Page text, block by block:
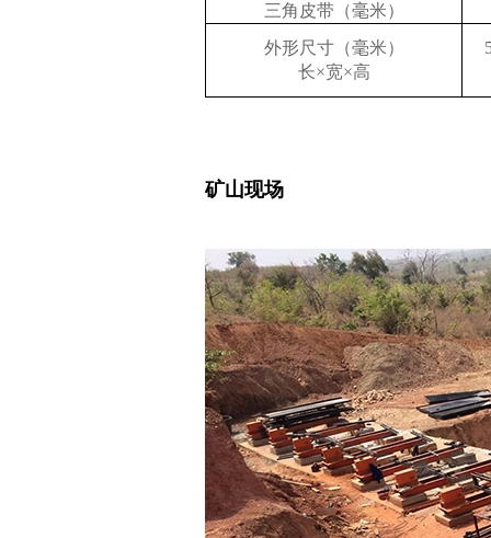
三角皮带（毫米）
外形尺寸（毫米）
长×宽×高
矿山现场